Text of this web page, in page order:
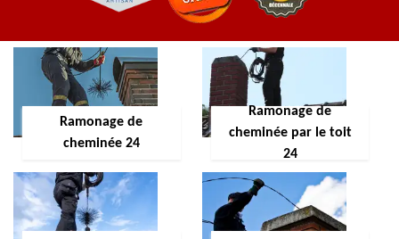
Ramonage de
cheminée 24
Ramonage de
cheminée par le toit
24